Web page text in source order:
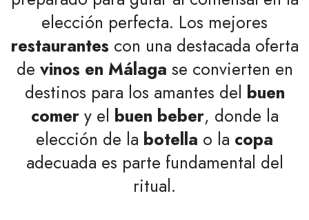
elección perfecta. Los mejores
restaurantes con una destacada oferta
de vinos en Málaga se convierten en
destinos para los amantes del buen
comery el buen beber, donde la
elección de la botella o la copa
adecuada es parte fundamental del
ritual.